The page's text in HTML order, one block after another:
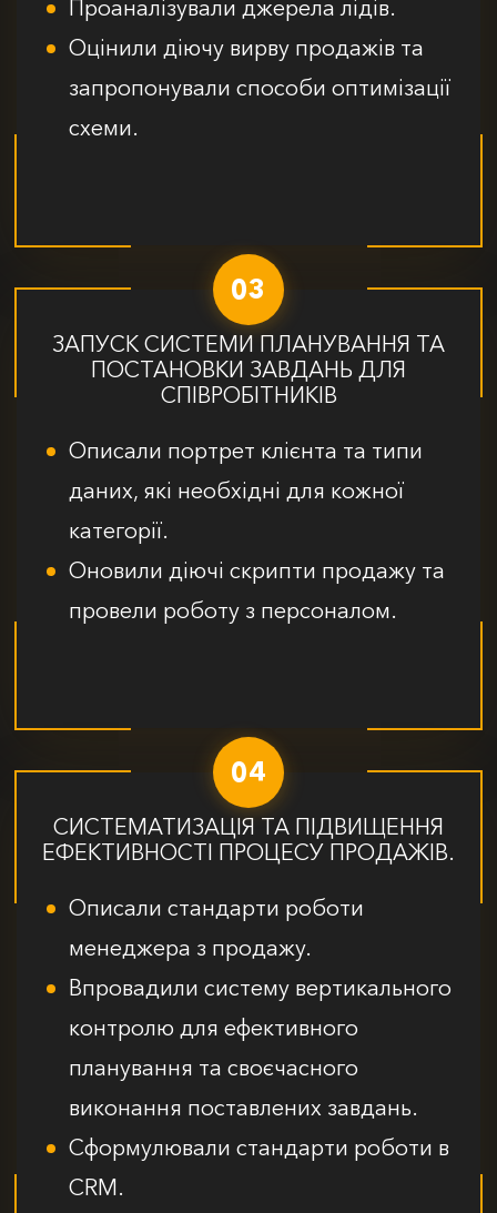
Проаналізували джерела лідів.
Оцінили діючу вирву продажів та
запропонували способи оптимізації
схеми.
03
ЗАПУСК СИСТЕМИ ПЛАНУВАННЯ ТА
ПОСТАНОВКИ ЗАВДАНЬ ДЛЯ
СПІВРОБІТНИКІВ
Описали портрет клієнта та типи
даних, які необхідні для кожної
категорії.
Оновили діючі скрипти продажу та
провели роботу з персоналом.
04
СИСТЕМАТИЗАЦІЯ ТА ПІДВИЩЕННЯ
ЕФЕКТИВНОСТІ ПРОЦЕСУ ПРОДАЖІВ.
Описали стандарти роботи
менеджера з продажу.
Впровадили систему вертикального
контролю для ефективного
планування та своєчасного
виконання поставлених завдань.
Сформулювали стандарти роботи в
CRM.